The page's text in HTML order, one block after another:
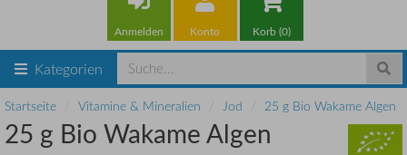
Anmelden Konto Korb (0)
Kategorien
Startseite Vitamine & Mineralien Jod 25 g Bio Wakame Algen
25 g Bio Wakame Algen